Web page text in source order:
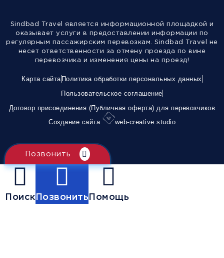
Sindbad Travel является информационной площадкой и
оказывает услуги в предоставлении информации по
регулярным пассажирским перевозкам. Sindbad Travel не
несет ответственности за отмену проезда по вине
перевозчика и изменения цены на проезд!
Карта сайта Политика обработки персональных данных
Пользовательское соглашение
Договор присоединения (Публичная оферта) для перевозчиков
Создание сайта
web-creative.studio
Позвонить
ПоискПозвонитьПомощь